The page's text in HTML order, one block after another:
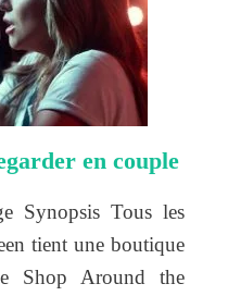
en couple
Synopsis Tous les
tient une boutique
Shop Around the